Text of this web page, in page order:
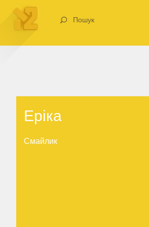
Пошук
Еріка
Смайлик